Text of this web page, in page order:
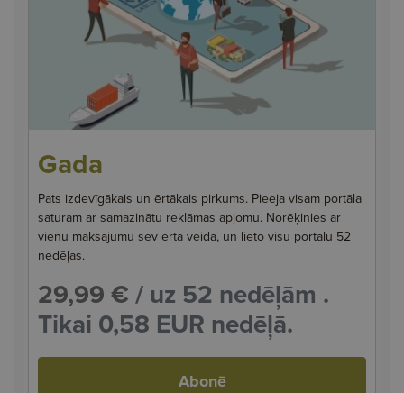
Gada
Pats izdevīgākais un ērtākais pirkums. Pieeja visam portāla
saturam ar samazinātu reklāmas apjomu. Norēķinies ar
vienu maksājumu sev ērtā veidā, un lieto visu portālu 52
nedēļas.
29,99 €/ uz 52 nedēļām .
Tikai 0,58 EUR nedēļā.
Abonē